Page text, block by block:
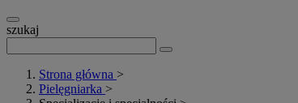
szukaj
Strona główna >
Pielęgniarka >